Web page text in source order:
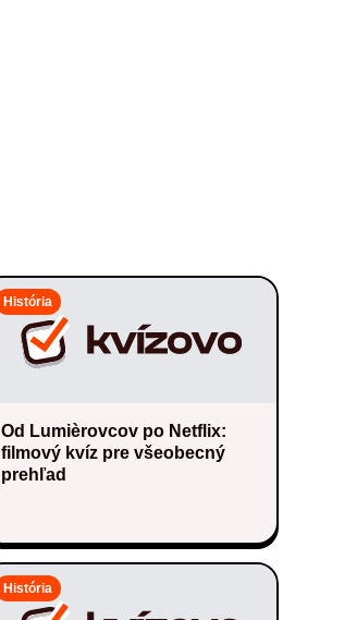
História
Od Lumièrovcov po Netflix:
filmový kvíz pre všeobecný
prehľad
História